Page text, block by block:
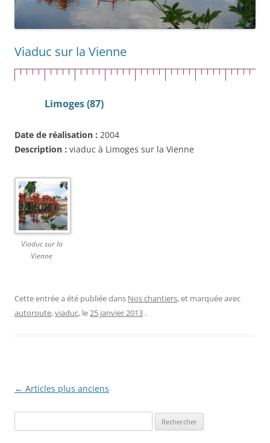
Viaduc sur la Vienne
Limoges (87)
Date de réalisation : 2004
Description : viaduc à Limoges sur la Vienne
Viaduc sur la
Vienne
Cette entrée a été publiée dans Nos chantiers, et marquée avec
autoroute,viaduc, le25 janvier 2013 .
Navigation
← Articles plus anciens